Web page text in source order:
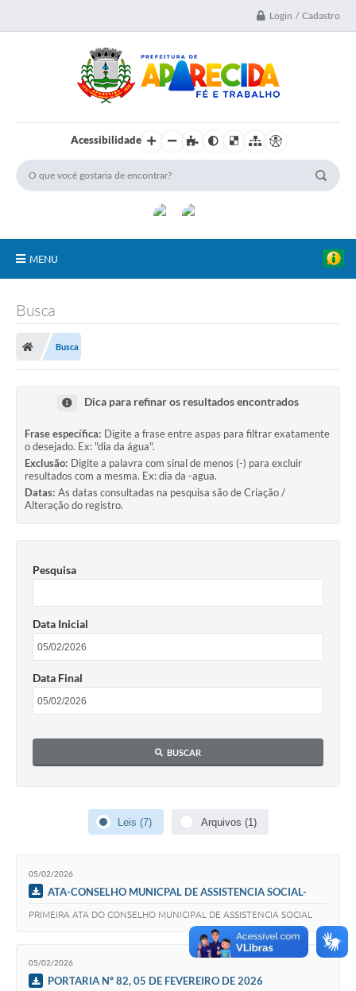
Login / Cadastro
Acessibilidade
MENU
Transparência
Turismo
Ouvidoria
Coronavírus
Serviços Online
Legislação
A Prefeitura
Secretaria de Saúde (Relações ESF)
Plano Municipal de Saúde
Galeria de Fotos
Arquivos para Download
Projetos
Participe mais
Editais
Busca
Busca
Dica para refinar os resultados encontrados
Frase específica: Digite a frase entre aspas para filtrar exatamente
o desejado. Ex: "dia da água".
Exclusão: Digite a palavra com sinal de menos (-) para excluir
resultados com a mesma. Ex: dia da -agua.
Datas: As datas consultadas na pesquisa são de Criação /
Alteração do registro.
Pesquisa
Data Inicial
Data Final
BUSCAR
Leis (7) Arquivos (1)
05/02/2026
ATA-CONSELHO MUNICPAL DE ASSISTENCIA SOCIAL-
PRIMEIRA ATA DO CONSELHO MUNICIPAL DE ASSISTENCIA SOCIAL
05/02/2026
PORTARIA Nº 82, 05 DE FEVEREIRO DE 2026